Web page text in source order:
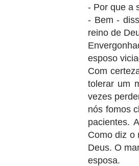
- Por que a
- Bem -
reino de
esposo
Com
tolerar um
vezes
nós fomos
pacientes.
Como diz o
Deus. O
esposa.